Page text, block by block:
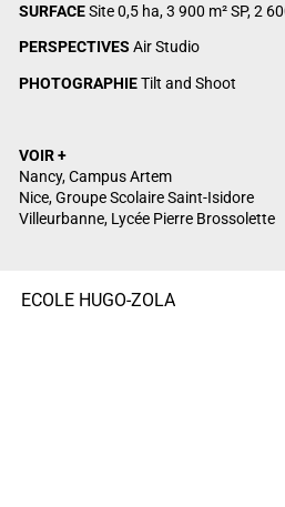
ÉCOLE HUGO-ZOLA
SURFACESite 0,5 ha, 3 900 m² SP, 2
PERSPECTIVES Air Studio
PHOTOGRAPHIETilt and Shoot
VOIR +
Nancy, Campus Artem
Nice, Groupe Scolaire Saint-Isidore
Villeurbanne, Lycée Pierre Brossolette